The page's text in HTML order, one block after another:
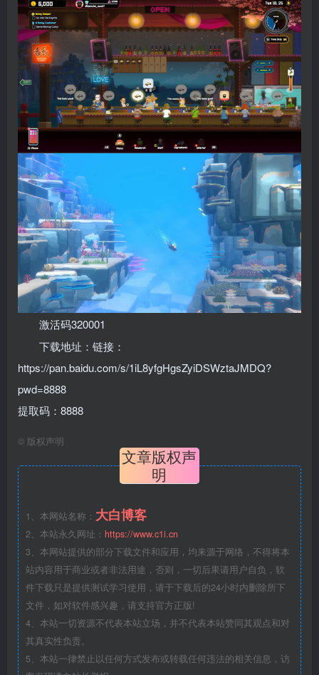
激活码320001
下载地址：链接：
https://pan.baidu.com/s/1iL8yfgHgsZyiDSWztaJMDQ?
pwd=8888
提取码：8888
© 版权声明
文章版权声
明
1、本网站名称： 大白博客
2、本站永久网址： https://www.c1i.cn
3、本网站提供的部分下载文件和应用，均来源于网络，不得将本
站内容用于商业或者非法用途，否则，一切后果请用户自负，软
件下载只是提供测试学习使用，请于下载后的24小时内删除所下
文件，如对软件感兴趣，请支持官方正版!
4、本站一切资源不代表本站立场，并不代表本站赞同其观点和对
其真实性负责。
5、本站一律禁止以任何方式发布或转载任何违法的相关信息，访